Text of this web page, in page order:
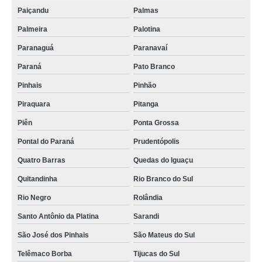
serviço de instalação e manutenção de catracas Timbó
instalação e manutenção de Commbox Içara
instalação e configuração de sistema de automação preços Adrianópolis
instalação de sistemas de controle de acesso preços Guaíra
onde faz instalação e manutenção de catracas Lapa
monitoramento de temperatura Lages
instalação de sistemas de controle de acesso preços Caiobá
instalação de sistemas de controle de acesso Porto Alegre
alarme de incêndio BOSCH preços Guarulhos
instalação de sistemas de controle de acesso valor Guaratuba
acionamento remoto equipamentos Francisco Beltrão
Paiçandu Palmas
Palmeira Palotina
Paranaguá Paranavaí
Paraná Pato Branco
Pinhais Pinhão
Piraquara Pitanga
Piên Ponta Grossa
Pontal do Paraná Prudentópolis
Quatro Barras Quedas do Iguaçu
Quitandinha Rio Branco do Sul
Rio Negro Rolândia
Santo Antônio da Platina Sarandi
São José dos Pinhais São Mateus do Sul
Telêmaco Borba Tijucas do Sul